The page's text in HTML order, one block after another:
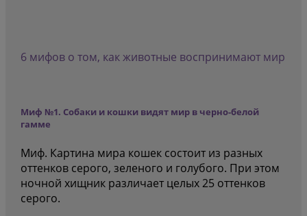
6 мифов о том, как животные воспринимают мир
Миф №1. Собаки и кошки видят мир в черно-белой
гамме
Миф. Картина мира кошек состоит из разных
оттенков серого, зеленого и голубого. При этом
ночной хищник различает целых 25 оттенков
серого.